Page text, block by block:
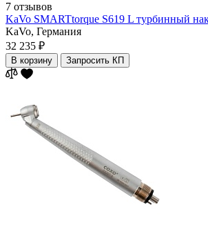
7 отзывов
KaVo SMARTtorque S619 L турбинный
KaVo, Германия
32 235 ₽
В корзину Запросить КП